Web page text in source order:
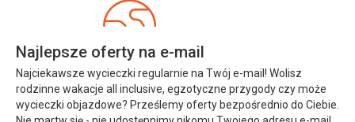
Najlepsze oferty na e-mail
Najciekawsze wycieczki regularnie na Twój e-mail! Wolisz
rodzinne wakacje all inclusive, egzotyczne przygody czy może
wycieczki objazdowe? Prześlemy oferty bezpośrednio do Ciebie.